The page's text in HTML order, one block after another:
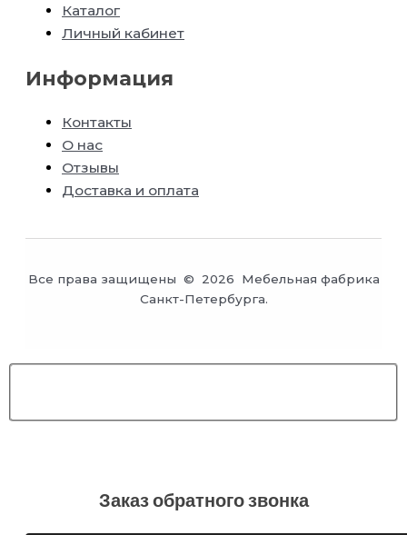
Каталог
Личный кабинет
Информация
Контакты
О нас
Отзывы
Доставка и оплата
Все права защищены © 2026 Мебельная фабрика
Санкт-Петербурга.
Заказ обратного звонка